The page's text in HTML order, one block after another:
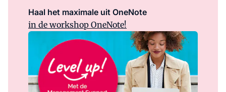
Haal het maximale uit OneNote
in de workshop OneNote!